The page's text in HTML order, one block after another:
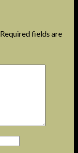
Required fields are